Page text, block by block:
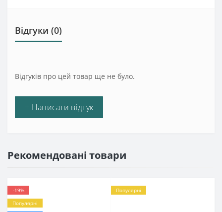
Відгуки (0)
Відгуків про цей товар ще не було.
+ Написати відгук
Рекомендовані товари
-19%
Популярні
Популярні